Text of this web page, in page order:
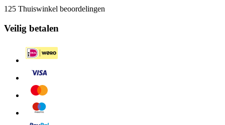
125 Thuiswinkel beoordelingen
Veilig betalen